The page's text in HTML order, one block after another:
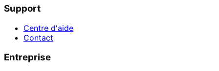
Support
Centre d'aide
Contact
Entreprise